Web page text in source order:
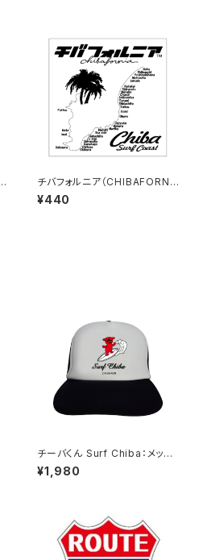
チバフォルニア（CHIBAFORNI
A）ステッカーC（White）
¥440
チーバくん Surf Chiba：メッシ
ュキャップ（Aホワイト）
¥1,980